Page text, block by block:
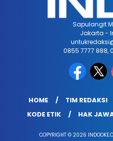
Sapulangit
Jakarta -
0855 7777 888,
HOME TIM REDAKSI
KODE ETIK
HAK
COPYRIGHT © 2026